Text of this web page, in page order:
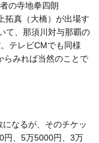
の寺地拳四朗
拓真（大橋）が出場す
て、那須川対与那覇の
テレビCMでも同様
らみれば当然のことで
なるが、そのチケッ
円、5万5000円、3万